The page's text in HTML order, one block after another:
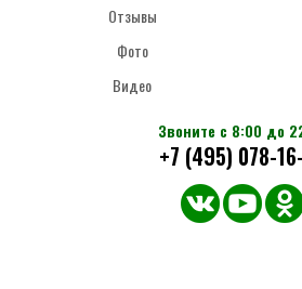
Отзывы
Фото
Видео
Звоните с 8:00 до
+7 (495) 078-